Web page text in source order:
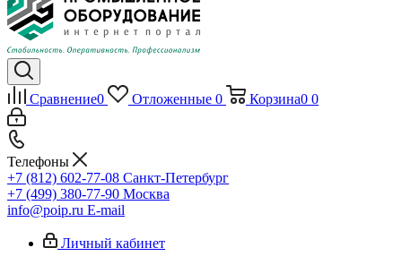
Сравнение0 Отложенные 0 Корзина0 0
Телефоны
+7 (812) 602-77-08 Санкт-Петербург
+7 (499) 380-77-90 Москва
info@poip.ru E-mail
Личный кабинет